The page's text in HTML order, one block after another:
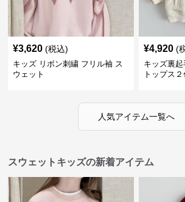
¥3,620 (税込)
キッズ リボン刺繍 フリル袖 ス
ウェット
¥4,920 (
キッズ裏
トップス
人気アイテム一覧へ
スウェットキッズの新着アイテム